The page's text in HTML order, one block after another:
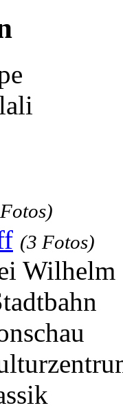
(3 Fotos)
Wilhelm